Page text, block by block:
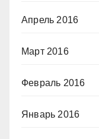
Апрель 2016
Март 2016
Февраль 2016
Январь 2016